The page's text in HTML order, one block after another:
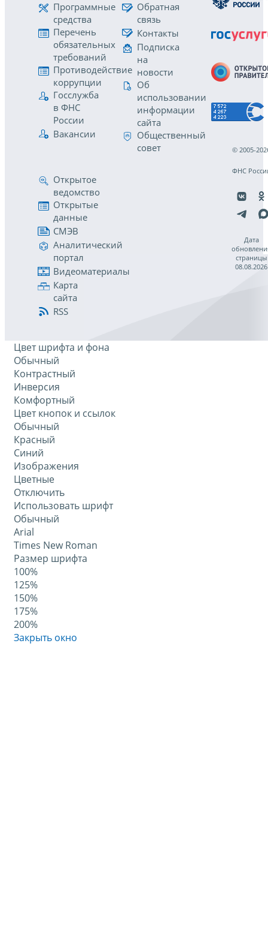
Программные
средства
Перечень
обязательных
требований
Противодействие
коррупции
Госслужба
в ФНС
России
Вакансии
Обратная
связь
Контакты
Подписка
на
новости
Об
использовании
информации
сайта
Общественный
совет
Открытое
ведомство
Открытые
данные
СМЭВ
Аналитический
портал
Видеоматериалы
Карта
сайта
RSS
© 2005-
ФНС
Дата
страницы
08.08.2026
Цвет шрифта и фона
Обычный
Контрастный
Инверсия
Комфортный
Цвет кнопок и ссылок
Обычный
Красный
Синий
Изображения
Цветные
Отключить
Использовать шрифт
Обычный
Arial
Times New Roman
Размер шрифта
100%
125%
150%
175%
200%
Закрыть окно